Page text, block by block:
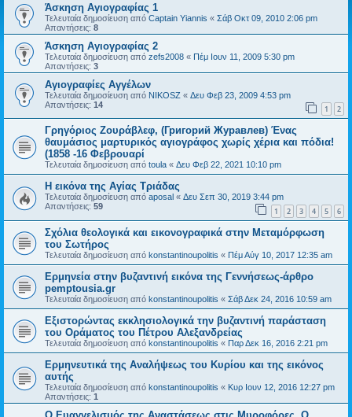
Άσκηση Αγιογραφίας 1
Τελευταία δημοσίευση από Captain Yiannis « Σάβ Οκτ 09, 2010 2:06 pm
Απαντήσεις: 8
Άσκηση Αγιογραφίας 2
Τελευταία δημοσίευση από zefs2008 « Πέμ Ιουν 11, 2009 5:30 pm
Απαντήσεις: 3
Αγιογραφίες Αγγέλων
Τελευταία δημοσίευση από NIKOSZ « Δευ Φεβ 23, 2009 4:53 pm
Απαντήσεις: 14 1 2
Γρηγόριος Ζουράβλεφ, (Григорий Журавлев) Ένας
θαυμάσιος μαρτυρικός αγιογράφος χωρίς χέρια και πόδια!
(1858 -16 Φεβρουαρί
Τελευταία δημοσίευση από toula « Δευ Φεβ 22, 2021 10:10 pm
H εικόνα της Αγίας Τριάδας
Τελευταία δημοσίευση από aposal « Δευ Σεπ 30, 2019 3:44 pm
Απαντήσεις: 59 1 2 3 4 5 6
Σχόλια θεολογικά και εικονογραφικά στην Μεταμόρφωση
του Σωτήρος
Τελευταία δημοσίευση από konstantinoupolitis « Πέμ Αύγ 10, 2017 12:35 am
Ερμηνεία στην βυζαντινή εικόνα της Γεννήσεως-άρθρο
pemptousia.gr
Τελευταία δημοσίευση από konstantinoupolitis « Σάβ Δεκ 24, 2016 10:59 am
Εξιστορώντας εκκλησιολογικά την βυζαντινή παράσταση
του Οράματος του Πέτρου Αλεξανδρείας
Τελευταία δημοσίευση από konstantinoupolitis « Παρ Δεκ 16, 2016 2:21 pm
Ερμηνευτικά της Αναλήψεως του Κυρίου και της εικόνος
αυτής
Τελευταία δημοσίευση από konstantinoupolitis « Κυρ Ιουν 12, 2016 12:27 pm
Απαντήσεις: 1